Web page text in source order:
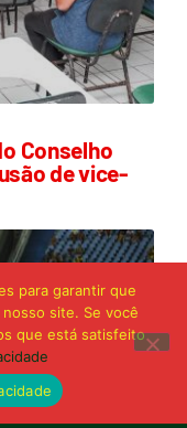
Conselho
de vice-
para garantir que
site. Se você
que está satisfeito